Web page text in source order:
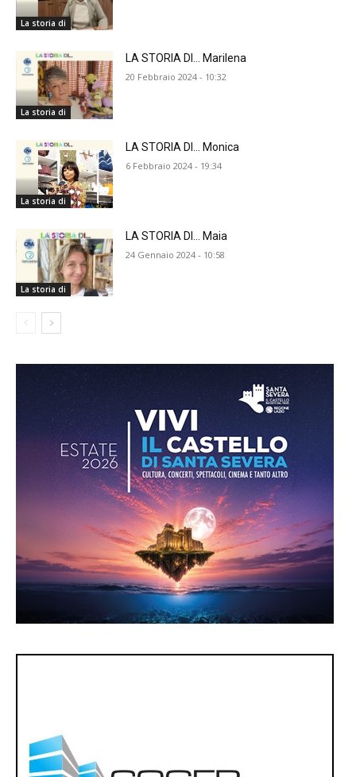
La storia di
La storia di
LA STORIA DI… Marilena
20 Febbraio 2024 - 10:32
La storia di
LA STORIA DI… Monica
6 Febbraio 2024 - 19:34
La storia di
LA STORIA DI… Maia
24 Gennaio 2024 - 10:58